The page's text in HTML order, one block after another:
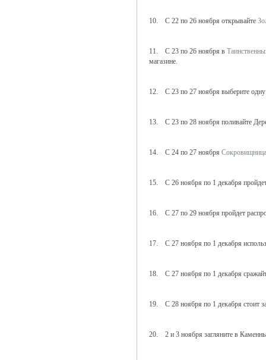
10. С 22 по 26 ноября открывайте
11. С 23 по 26 ноября в
магазине.
12. С 23 по 27 ноября выберите одну
13. С 23 по 28 ноября поливайте
14. С 24 по 27 ноября
15. С 26 ноября по 1 декабря
16. С 27 по 29 ноября пройдет
17. С 27 ноября по 1 декабря
18. С 27 ноября по 1 декабря
19. С 28 ноября по 1 декабря стоит
20. 2 и 3 ноября загляните в